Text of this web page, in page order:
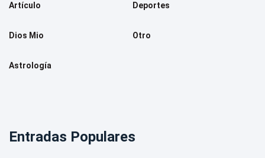
Artículo Deportes
Dios Mio Otro
Astrología
Entradas Populares